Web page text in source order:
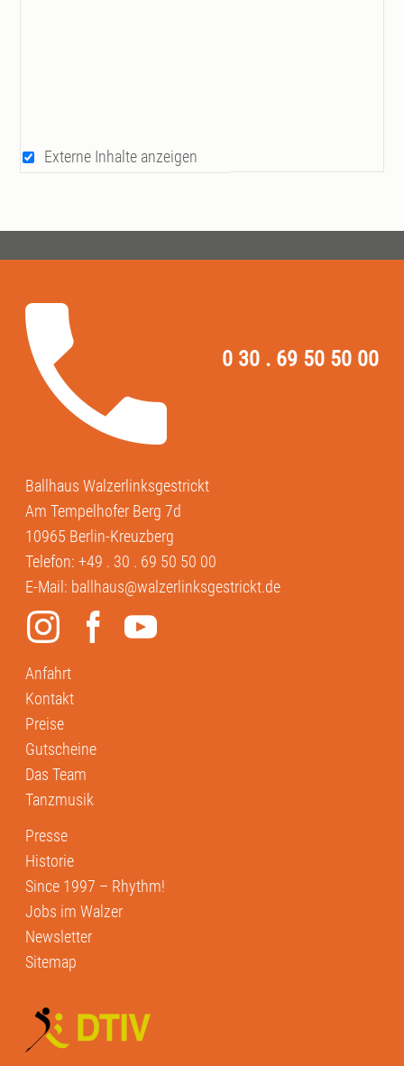
Externe Inhalte anzeigen
0 30 . 69 50 50 00
Ballhaus Walzerlinksgestrickt
Am Tempelhofer Berg 7d
10965 Berlin-Kreuzberg
Telefon:+49 . 30 . 69 50 50 00
E-Mail: ballhaus@walzerlinksgestrickt.de
Anfahrt
Kontakt
Preise
Gutscheine
Das Team
Tanzmusik
Presse
Historie
Since 1997 – Rhythm!
Jobs im Walzer
Newsletter
Sitemap